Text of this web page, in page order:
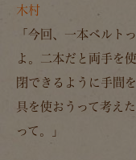
木村
「今回、一本ベルト
よ。二本だと両手を
閉できるように手間
具を使おうって考え
って。」